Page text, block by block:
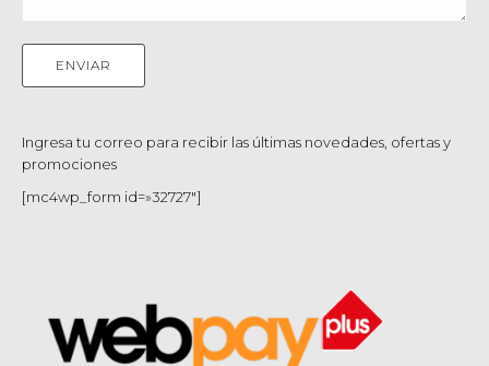
Ingresa tu correo para recibir las últimas novedades, ofertas y
promociones
[mc4wp_form id=»32727″]